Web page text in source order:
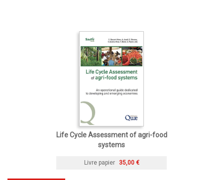
Life Cycle Assessment of agri-food
systems
Livre papier 35,00 €